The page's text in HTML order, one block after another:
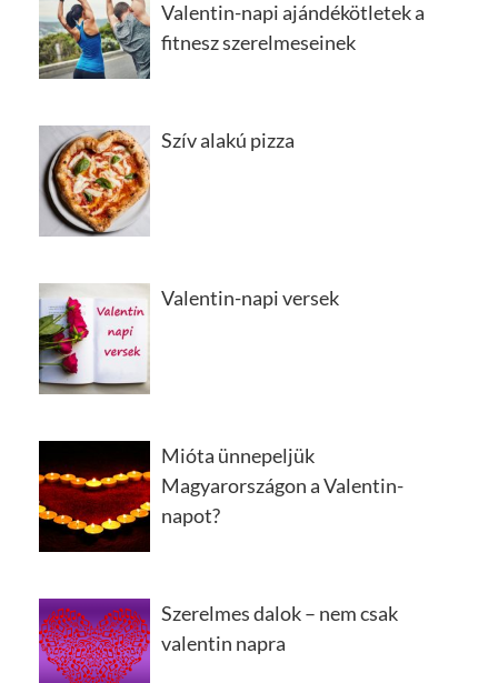
Valentin-napi ajándékötletek a
fitnesz szerelmeseinek
Szív alakú pizza
Valentin-napi versek
Mióta ünnepeljük
Magyarországon a Valentin-
napot?
Szerelmes dalok – nem csak
valentin napra